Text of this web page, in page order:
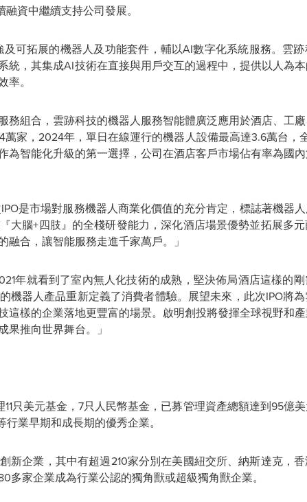
資中繼續支持公司發展。
可拓展的機器人及功能套件，輔以AI數字化系統服務。雲
統，其集成AI技術在直接與用戶交互的過程中，提供以人為
。
組合，雲跡科技的機器人服務智能體廣泛應用於酒店、工
萬家，2024年，單日在線運行的機器人設備最高達3.6萬台，
為智能化升級的第一選擇，公司在酒店客戶市場佔有率為國
IPO是市場對服務機器人商業化價值的充分肯定，標誌著機器
大腦+四肢』的全棧研發能力，深化酒店場景優勢並拓展多
合，讓智能服務走進千家萬戶。」
年就看到了室內無人化技術的成熟，堅決佈局酒店這樣的
機器人產品重新定義了消費者體驗。展望未來，此次IPO將
樣的企業落地更豐富的場景。啟明創投將發揮全球視野和
推向世界舞台。」
只美元基金，7只人民幣基金，已募管理資產總額達到95億
業早期和成長期的優秀企業。
新企業，其中有超過210家分別在美國紐交所、納斯達克，
家企業成為行業公認的獨角獸或超級獨角獸企業。